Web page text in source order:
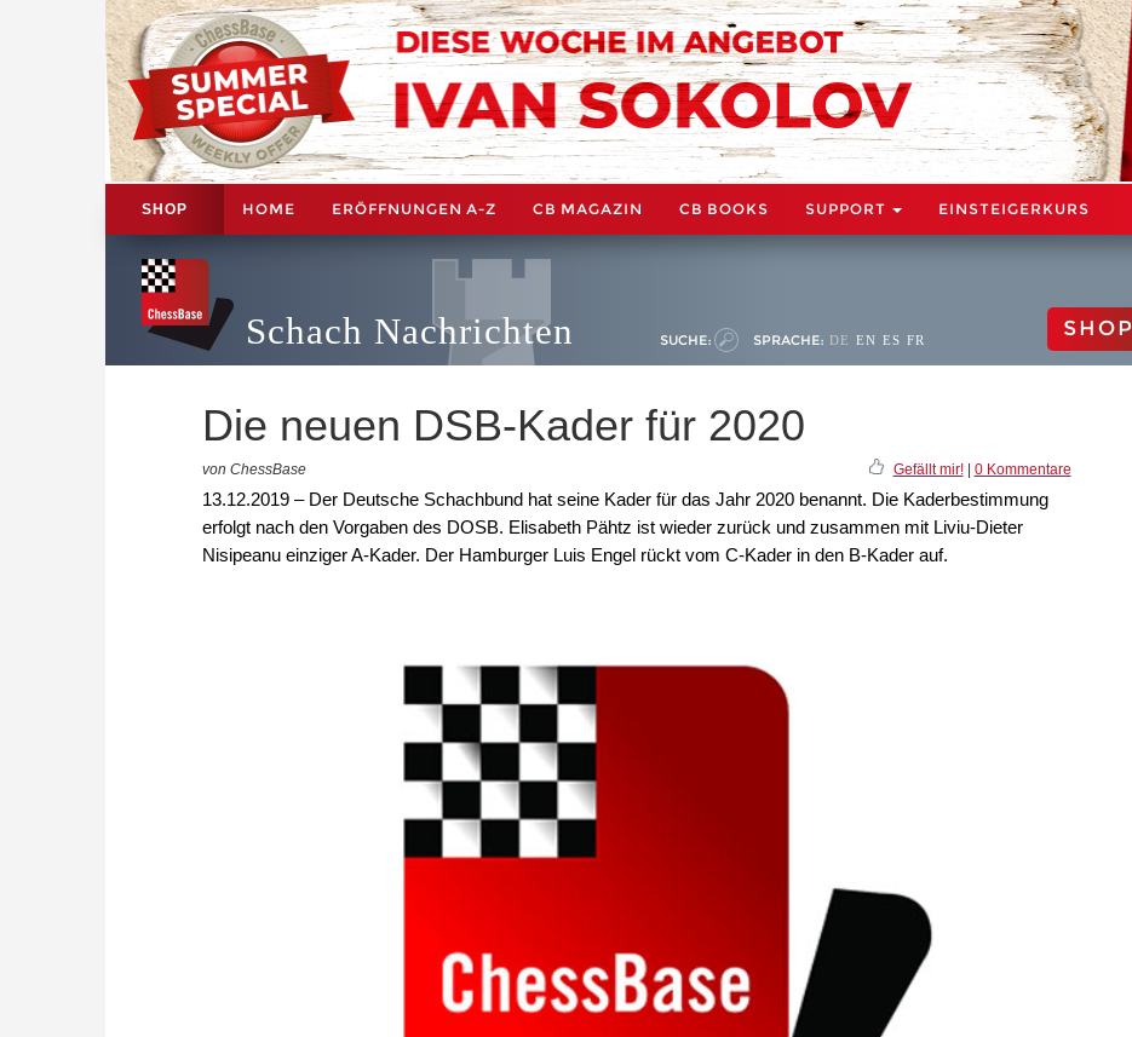
SHOP HOME ERÖFFNUNGEN A-Z CB MAGAZIN CB BOOKS SUPPORT EINSTEIGERKURS
Schach Nachrichten SUCHE: SPRACHE: DE EN ES FR SHOP
Die neuen DSB-Kader für 2020
von ChessBase Gefällt mir!| 0 Kommentare
13.12.2019 – Der Deutsche Schachbund hat seine Kader für das Jahr 2020 benannt. Die Kaderbestimmung
erfolgt nach den Vorgaben des DOSB. Elisabeth Pähtz ist wieder zurück und zusammen mit Liviu-Dieter
Nisipeanu einziger A-Kader. Der Hamburger Luis Engel rückt vom C-Kader in den B-Kader auf.